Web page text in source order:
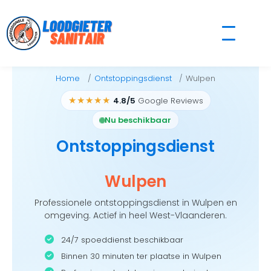
to
content
Home Ontstoppingsdienst Wulpen
★★★★★ 4.8/5 Google Reviews
Nu beschikbaar
Ontstoppingsdienst
Wulpen
Professionele ontstoppingsdienst in Wulpen en
omgeving. Actief in heel West-Vlaanderen.
24/7 spoeddienst beschikbaar
Binnen 30 minuten ter plaatse in Wulpen